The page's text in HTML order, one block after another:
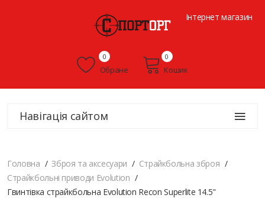
Інтернет магазин
Обране
0
Кошик
0
Навігація сайтом
Головна Зброя та аксесуари
Страйкбольна зброя
Страйкбольні приводи Evolution
Гвинтівка страйкбольна Evolution Recon Superlite 14.5"